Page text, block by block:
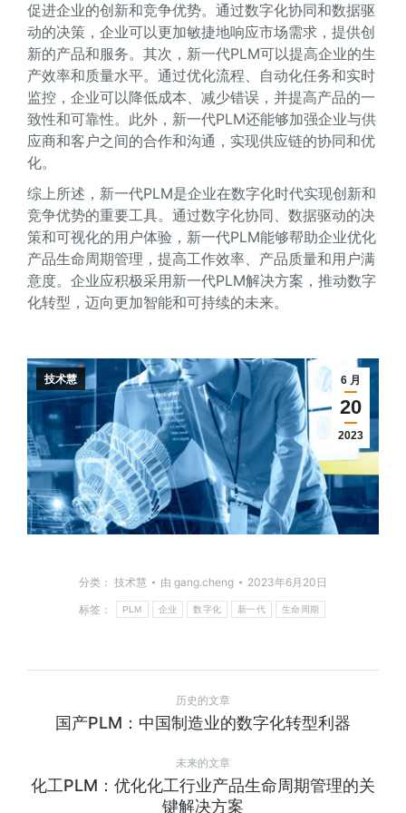
促进企业的创新和竞争优势。通过数字化协同和数据驱
动的决策，企业可以更加敏捷地响应市场需求，提供创
新的产品和服务。其次，新一代PLM可以提高企业的生
产效率和质量水平。通过优化流程、自动化任务和实时
监控，企业可以降低成本、减少错误，并提高产品的一
致性和可靠性。此外，新一代PLM还能够加强企业与供
应商和客户之间的合作和沟通，实现供应链的协同和优
化。
综上所述，新一代PLM是企业在数字化时代实现创新和
竞争优势的重要工具。通过数字化协同、数据驱动的决
策和可视化的用户体验，新一代PLM能够帮助企业优化
产品生命周期管理，提高工作效率、产品质量和用户满
意度。企业应积极采用新一代PLM解决方案，推动数字
化转型，迈向更加智能和可持续的未来。
6 月
20
2023
技术慧
分类： 技术慧 由 gang.cheng
2023年6月20日
标签：
PLM 企业 数字化 新一代 生命周期
历史的文章
国产PLM：中国制造业的数字化转型利器
未来的文章
化工PLM：优化化工行业产品生命周期管理的关
键解决方案